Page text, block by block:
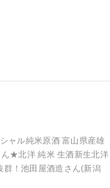
ャル純米原酒 富山県産雄
★北洋 純米 生酒新生北洋
群！池田屋酒造さん(新潟